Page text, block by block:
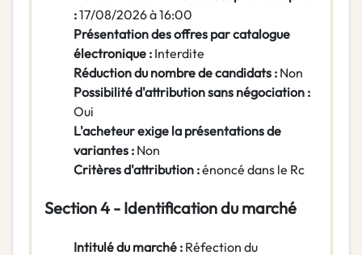
:17/08/2026 à 16:00
Présentation des offres par catalogue
électronique : Interdite
Réduction du nombre de candidats : Non
Possibilité d'attribution sans négociation :
Oui
L'acheteur exige la présentations de
variantes : Non
Critères d'attribution :énoncé dans le Rc
Section 4 - Identification du marché
Intitulé du marché : Réfection du